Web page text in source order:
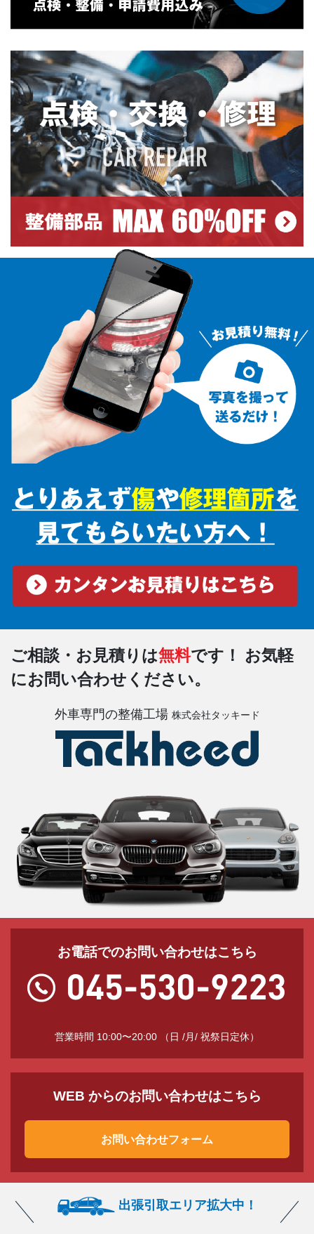
ご相談・お見積りは無料です！
お気軽
にお問い合わせください。
外車専門の整備工場 株式会社タッキード
お電話でのお問い合わせはこちら
営業時間 10:00〜20:00 （日 /月/ 祝祭日定休）
WEB からのお問い合わせはこちら
お問い合わせフォーム
出張引取エリア拡大中！